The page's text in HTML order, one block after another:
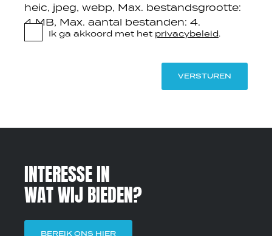
heic, jpeg, webp, Max. bestandsgrootte:
4 MB, Max. aantal bestanden: 4.
Ik ga akkoord met het privacybeleid.
VERSTUREN
INTERESSE IN
WAT WIJ BIEDEN?
BEREIK ONS HIER